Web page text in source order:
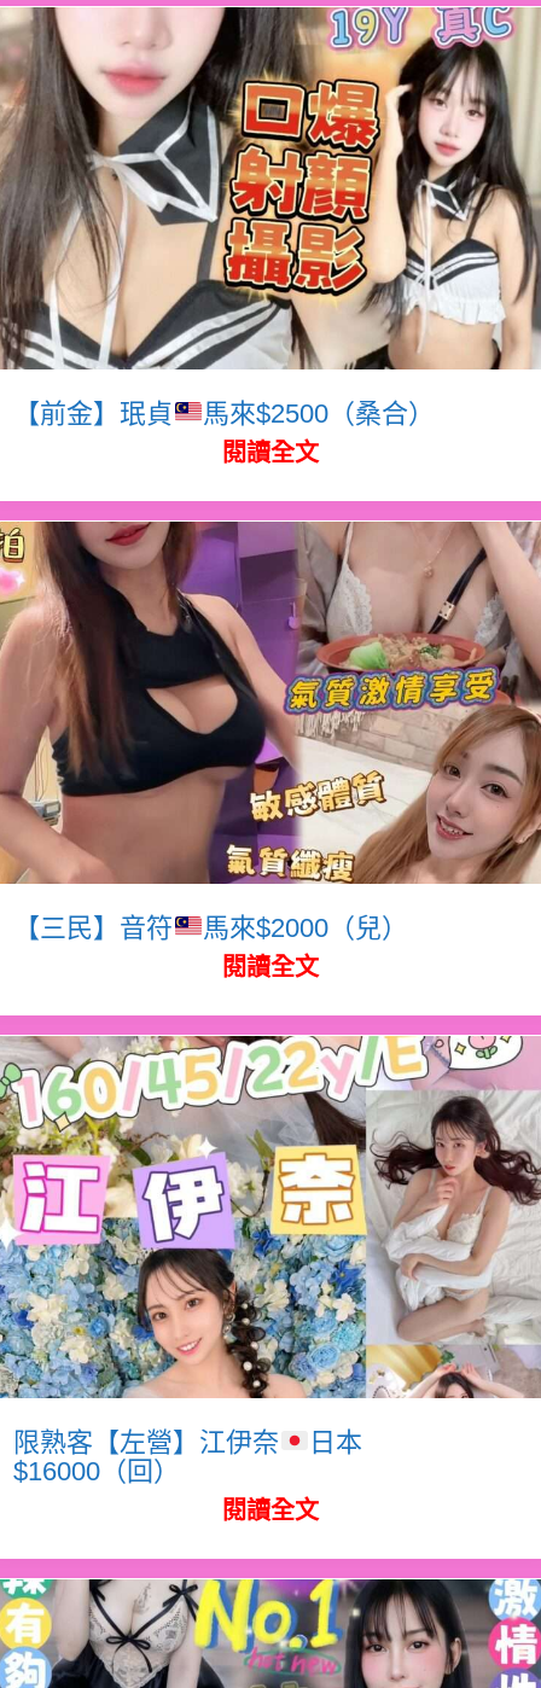
【前金】珉貞 馬來$2500（桑合）
閱讀全文
【三民】音符 馬來$2000（兒）
閱讀全文
限熟客【左營】江伊奈
日本
$16000（回）
閱讀全文